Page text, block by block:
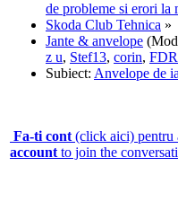
de probleme si erori la
Skoda Club Tehnica »
Jante & anvelope
z u, Stef13, corin, FDR
Subiect: Anvelope de
Fa-ti cont (click aici) pentru
account to join the